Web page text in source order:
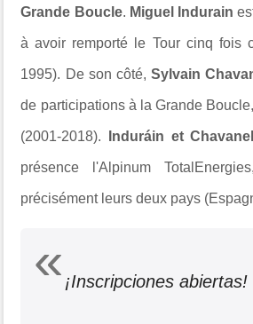
Grande Boucle. Miguel Indurain
à avoir remporté le Tour cinq fois
1995). De son côté, Sylvain
de participations à la Grande
(2001-2018). Induráin et Chavanel
présence l'Alpinum
précisément leurs deux pays
¡Inscripciones abiertas!